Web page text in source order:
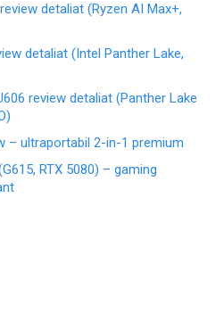
detaliat (Ryzen AI Max+,
detaliat (Intel Panther Lake,
review detaliat (Panther Lake
– ultraportabil 2-in-1 premium
RTX 5080) – gaming